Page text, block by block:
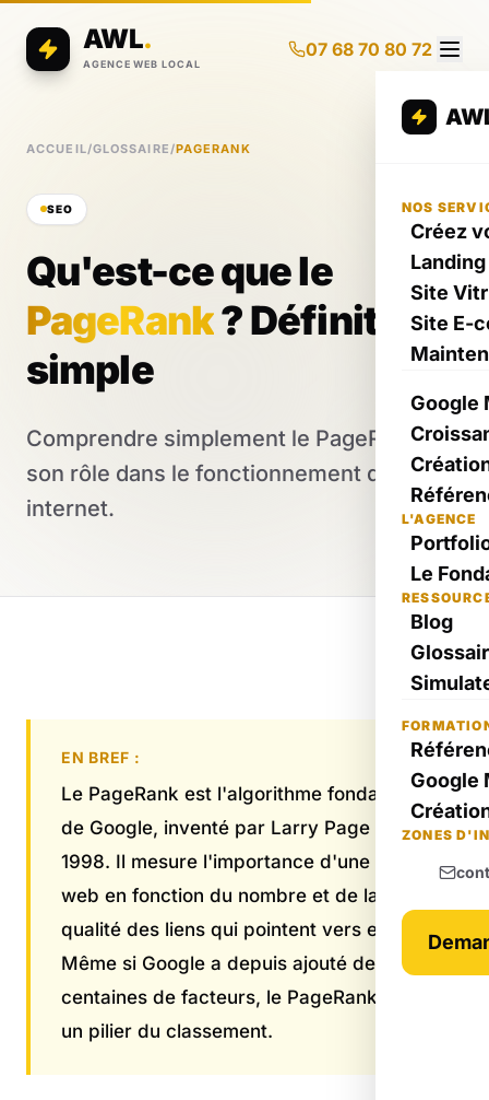
AWL.
AGENCE WEB LOCAL
07 68 70 80 72
NOS
Créez
Site
Site E-
Google
L'AGENCE
Le
Blog
Google
ZONES
ACCUEIL/GLOSSAIRE/PAGERANK
SEO
Qu'est-ce que le
PageRank? Définition
simple
Comprendre simplement le PageRank et
son rôle dans le fonctionnement d’un site
internet.
EN BREF :
Le PageRank est l'algorithme fondateur
de Google, inventé par Larry Page en
1998. Il mesure l'importance d'une page
web en fonction du nombre et de la
qualité des liens qui pointent vers elle.
Même si Google a depuis ajouté des
centaines de facteurs, le PageRank reste
un pilier du classement.